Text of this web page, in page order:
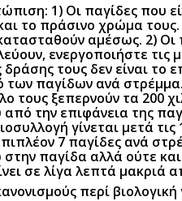
1) Οι παγίδες που
το πράσινο χρώμα
αμέσως. 2) Οι
ενεργοποιήστε τις
τους δεν είναι το
των παγίδων ανά
τους ξεπερνούν τα 200
την επιφάνεια της
γίνεται μετά
7 παγίδες ανά
παγίδα αλλά ούτε
σε λίγα λεπτά μακριά
περί